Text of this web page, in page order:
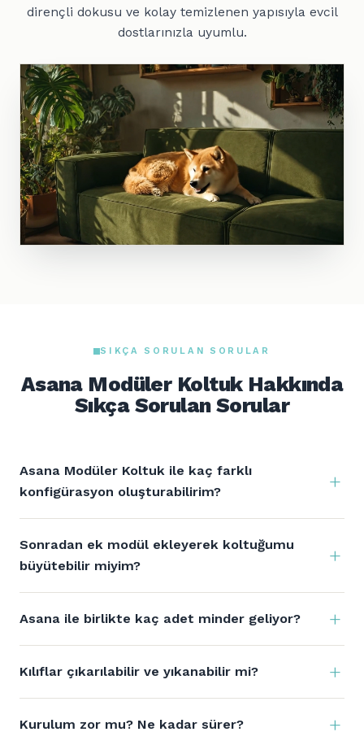
dirençli dokusu ve kolay temizlenen yapısıyla evcil
dostlarınızla uyumlu.
SIKÇA SORULAN SORULAR
Asana Modüler Koltuk Hakkında
Sıkça Sorulan Sorular
Asana Modüler Koltuk ile kaç farklı
konfigürasyon oluşturabilirim?
Sonradan ek modül ekleyerek koltuğumu
büyütebilir miyim?
Asana ile birlikte kaç adet minder geliyor?
Kılıflar çıkarılabilir ve yıkanabilir mi?
Kurulum zor mu? Ne kadar sürer?